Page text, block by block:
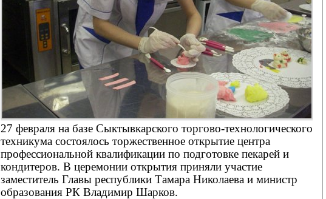
27 февраля на базе Сыктывкарского торгово-технологического
техникума состоялось торжественное открытие центра
профессиональной квалификации по подготовке пекарей и
кондитеров. В церемонии открытия приняли участие
заместитель Главы республики Тамара Николаева и министр
образования РК Владимир Шарков.